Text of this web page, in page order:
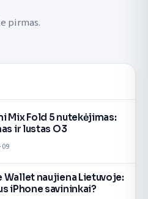
pirmas.
Mix Fold 5 nutekėjimas:
ir lustas O3
Wallet naujiena Lietuvoje:
iPhone savininkai?